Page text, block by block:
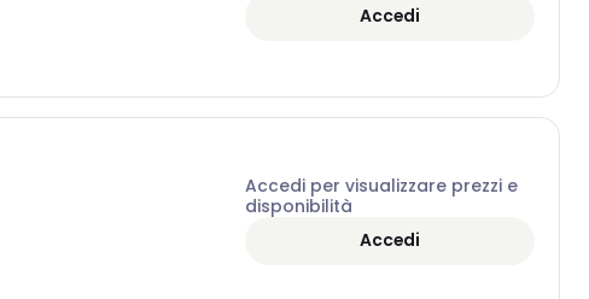
Accedi
Accedi per visualizzare prezzi e
disponibilità
Accedi